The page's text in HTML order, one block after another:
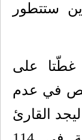
ستتطور
غطّتا على
في عدم
القارئ